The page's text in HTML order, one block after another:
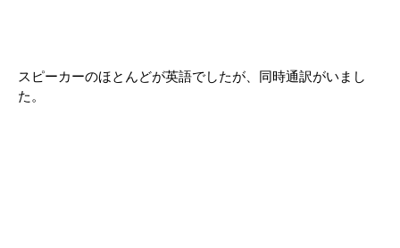
スピーカーのほとんどが英語でしたが、同時通訳がいまし
た。